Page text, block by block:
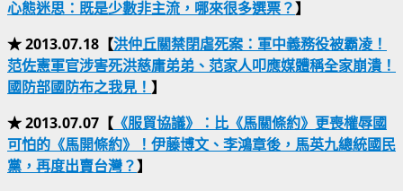
心態迷思：既是少數非主流，哪來很多選票？】
★ 2013.07.18【洪仲丘關禁閉虐死案：軍中義務役被霸凌！
范佐憲軍官涉害死洪慈庸弟弟、范家人叩應媒體稱全家崩潰！
國防部國防布之我見！ 】
★ 2013.07.07【 《服貿協議》：比《馬關條約》更喪權辱國
可怕的《馬開條約》！伊藤博文、李鴻章後，馬英九總統國民
黨，再度出賣台灣？】